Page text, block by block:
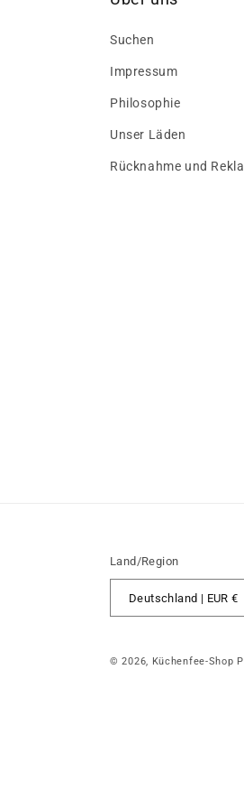
Suchen
Impressum
Philosophie
Unser Läden
Rücknahme und
Land/Region
Deutschland | EUR €
© 2026, Küchenfee-Shop